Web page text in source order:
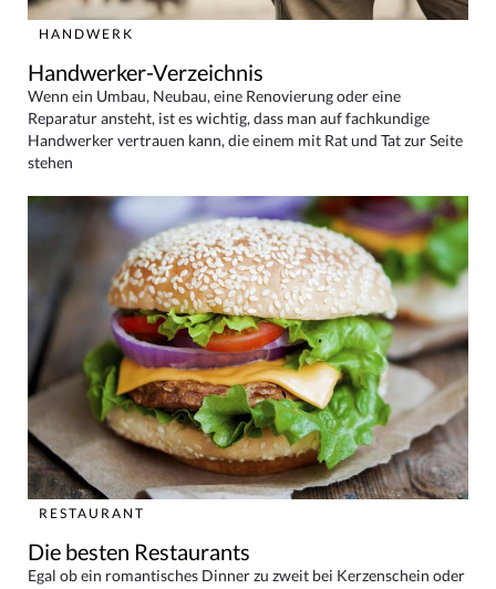
HANDWERK
Handwerker-Verzeichnis
Wenn ein Umbau, Neubau, eine Renovierung oder eine
Reparatur ansteht, ist es wichtig, dass man auf fachkundige
Handwerker vertrauen kann, die einem mit Rat und Tat zur Seite
stehen
RESTAURANT
Die besten Restaurants
Egal ob ein romantisches Dinner zu zweit bei Kerzenschein oder